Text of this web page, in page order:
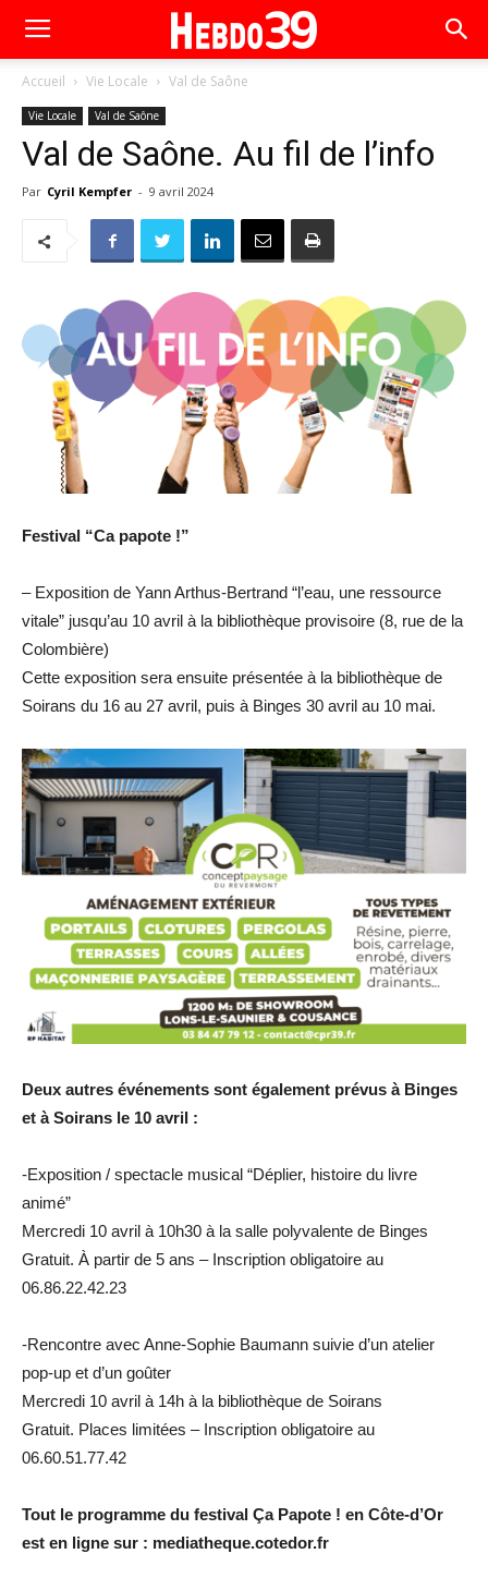
Accueil Vie Locale Val de Saône
Vie Locale Val de Saône
Val de Saône. Au fil de l’info
Par Cyril Kempfer - 9 avril 2024
Festival “Ca papote !”
– Exposition de Yann Arthus-Bertrand “l’eau, une ressource
vitale” jusqu’au 10 avril à la bibliothèque provisoire (8, rue de la
Colombière)
Cette exposition sera ensuite présentée à la bibliothèque de
Soirans du 16 au 27 avril, puis à Binges 30 avril au 10 mai.
Deux autres événements sont également prévus à Binges
et à Soirans le 10 avril :
-Exposition / spectacle musical “Déplier, histoire du livre
animé”
Mercredi 10 avril à 10h30 à la salle polyvalente de Binges
Gratuit. À partir de 5 ans – Inscription obligatoire au
06.86.22.42.23
-Rencontre avec Anne-Sophie Baumann suivie d’un atelier
pop-up et d’un goûter
Mercredi 10 avril à 14h à la bibliothèque de Soirans
Gratuit. Places limitées – Inscription obligatoire au
06.60.51.77.42
Tout le programme du festival Ça Papote ! en Côte-d’Or
est en ligne sur : mediatheque.cotedor.fr